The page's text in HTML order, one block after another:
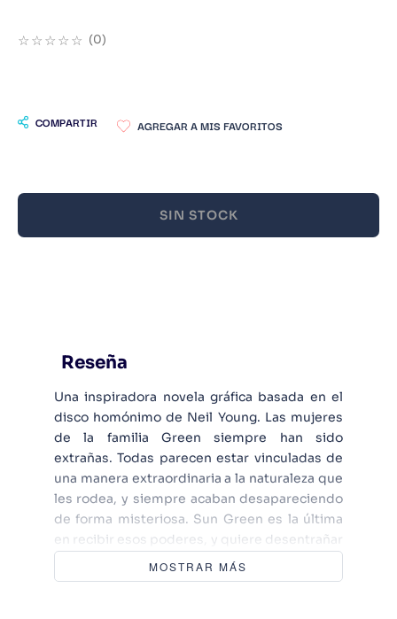
☆☆☆☆☆ (0)
COMPARTIR
SIN STOCK
Reseña
Una inspiradora novela gráfica basada en el
disco homónimo de Neil Young. Las mujeres
de la familia Green siempre han sido
extrañas. Todas parecen estar vinculadas de
una manera extraordinaria a la naturaleza que
les rodea, y siempre acaban desapareciendo
de forma misteriosa. Sun Green es la última
en recibir esos poderes, y quiere desentrañar
el misterio de sus antepasadas a la vez que
defender la naturaleza que tanto peligra en el
MOSTRAR MÁS
10. Warhammer